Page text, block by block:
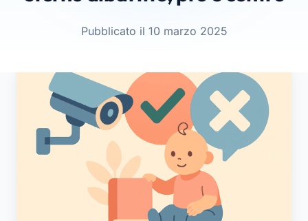
Pubblicato il 10 marzo 2025